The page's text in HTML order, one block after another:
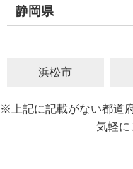
静岡県
浜松市
※上記に記載がない都道
気軽に